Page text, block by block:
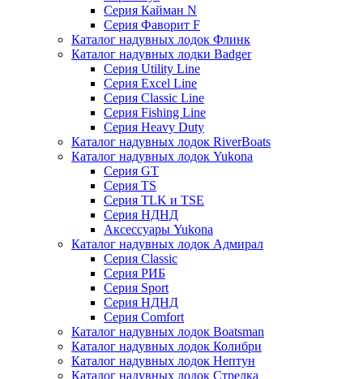
Серия Кайман N
Серия Фаворит F
Каталог надувных лодок Флинк
Каталог надувных лодки Badger
Серия Utility Line
Серия Excel Line
Серия Classic Line
Серия Fishing Line
Серия Heavy Duty
Каталог надувных лодок RiverBoats
Каталог надувных лодок Yukona
Серия GT
Серия TS
Серия TLK и TSE
Серия НДНД
Аксессуары Yukona
Каталог надувных лодок Адмирал
Серия Classic
Серия РИБ
Серия Sport
Серия НДНД
Серия Comfort
Каталог надувных лодок Boatsman
Каталог надувных лодок Колибри
Каталог надувных лодок Нептун
Каталог надувных лодок Стрелка